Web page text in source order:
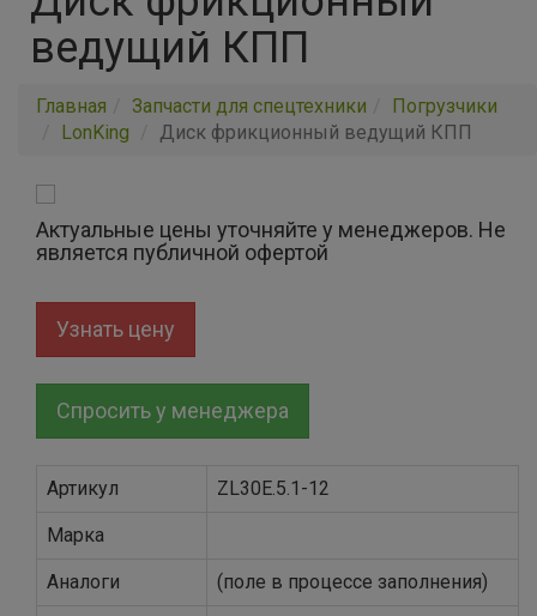
ведущий КПП
Главная Запчасти для спецтехники
Погрузчики
LonKing
Диск фрикционный ведущий КПП
Актуальные цены уточняйте у менеджеров. Не
является публичной офертой
Узнать цену
Спросить у менеджера
Артикул ZL30E.5.1-12
Марка
Аналоги (поле в процессе заполнения)